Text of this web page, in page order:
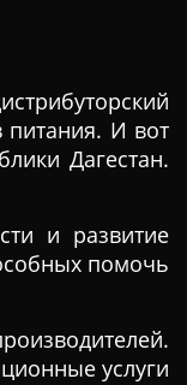
питания. И вот
Дагестан.
и развитие
помочь
услуги